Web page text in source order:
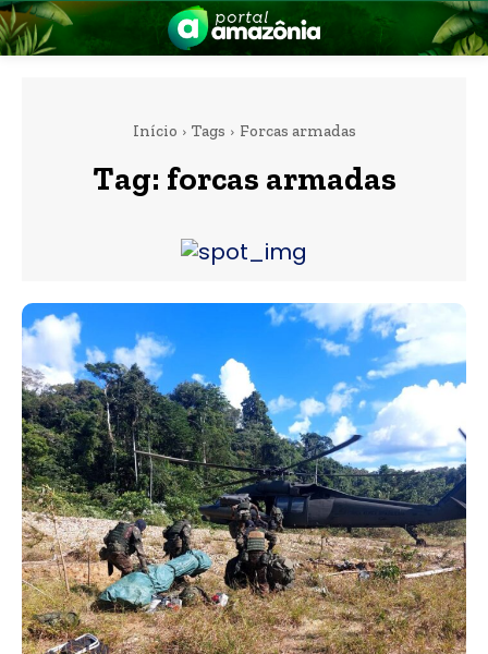
Amazônia
Início Tags Forcas armadas
Tag: forcas armadas